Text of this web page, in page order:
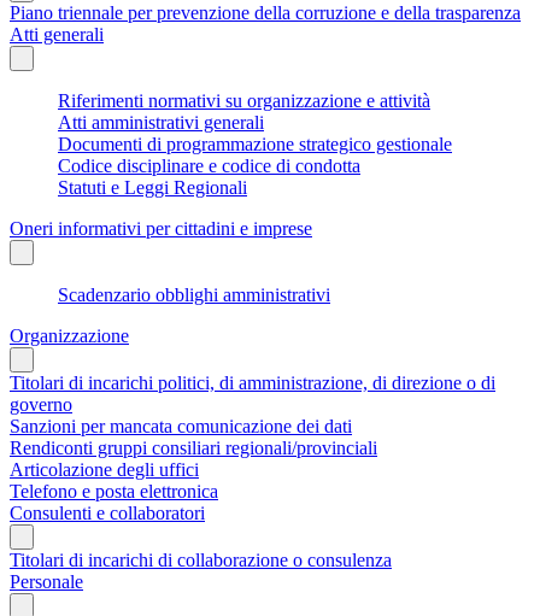
Piano triennale per prevenzione della corruzione e della trasparenza
Atti generali
Riferimenti normativi su organizzazione e attività
Atti amministrativi generali
Documenti di programmazione strategico gestionale
Codice disciplinare e codice di condotta
Statuti e Leggi Regionali
Oneri informativi per cittadini e imprese
Scadenzario obblighi amministrativi
Organizzazione
Titolari di incarichi politici, di amministrazione, di direzione o di
governo
Sanzioni per mancata comunicazione dei dati
Rendiconti gruppi consiliari regionali/provinciali
Articolazione degli uffici
Telefono e posta elettronica
Consulenti e collaboratori
Titolari di incarichi di collaborazione o consulenza
Personale